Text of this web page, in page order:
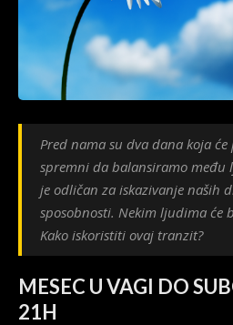
Pred nama su dva dana koja
spremni da balansiramo među
je odličan za iskazivanje naših
sposobnosti. Nekim ljudima će
Kako iskoristiti ovaj tranzit?
MESEC U VAGI DO
21H